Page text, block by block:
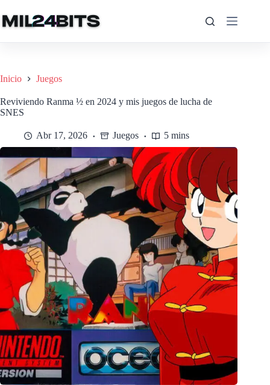
al
contenido
Inicio Juegos
Reviviendo Ranma ½ en 2024 y mis juegos de lucha de
SNES
Abr 17, 2026 Juegos 5 mins